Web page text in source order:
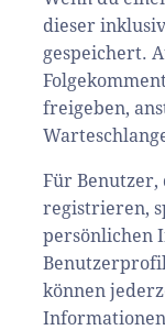
dieser
gespeichert.
freigeben,
Für Benutzer,
registrieren,
persönlichen
können